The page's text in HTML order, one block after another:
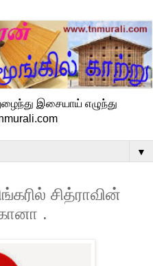
இசையாய் எழுந்து
▼
சித்ராவின்
.